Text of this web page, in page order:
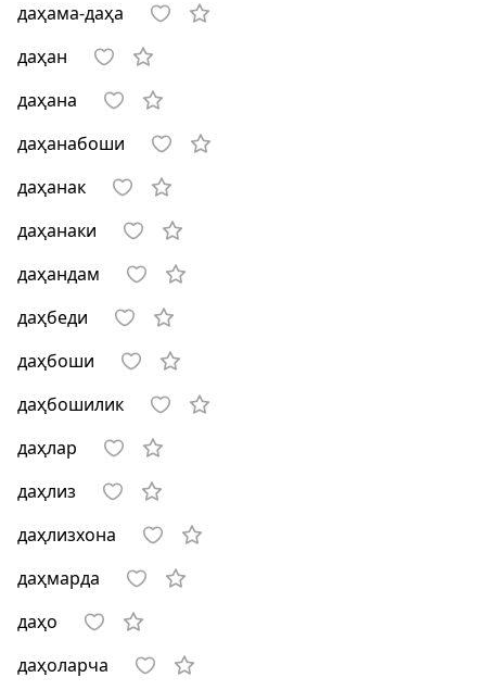
даҳама-даҳа
даҳан
даҳана
даҳанабоши
даҳанак
даҳанаки
даҳандам
даҳбеди
даҳбоши
даҳбошилик
даҳлар
даҳлиз
даҳлизхона
даҳмарда
даҳо
даҳоларча